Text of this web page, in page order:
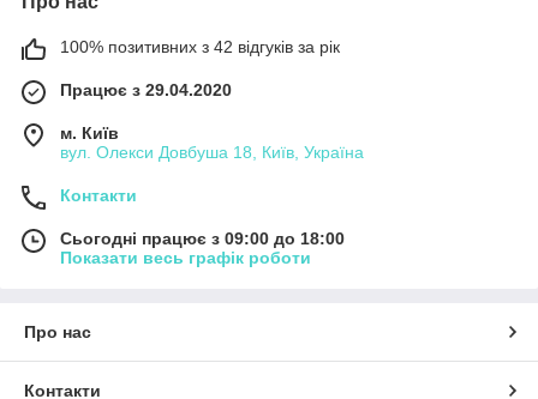
100% позитивних з 42 відгуків за рік
Працює з 29.04.2020
м. Київ
вул. Олекси Довбуша 18, Київ, Україна
Контакти
Сьогодні працює з 09:00 до 18:00
Показати весь графік роботи
Про нас
Контакти